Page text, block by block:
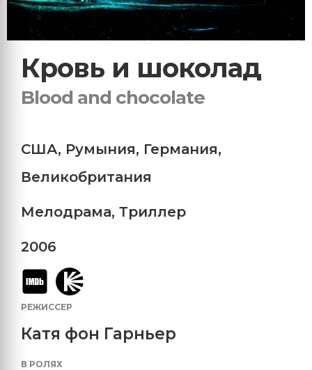
Кровь и шоколад
Blood and chocolate
США, Румыния, Германия,
Великобритания
Мелодрама, Триллер
2006
РЕЖИССЕР
Катя фон Гарньер
В РОЛЯХ